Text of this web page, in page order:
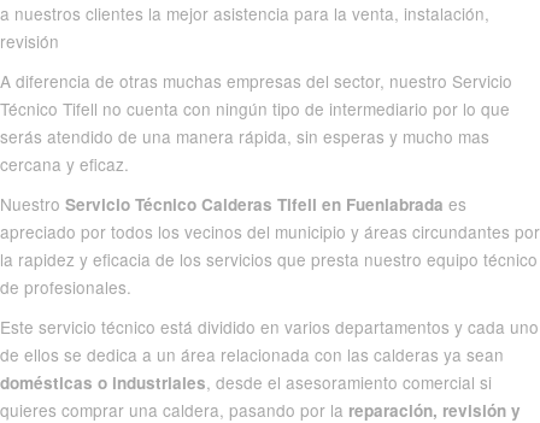
a nuestros clientes la mejor asistencia para la venta, instalación,
revisión
A diferencia de otras muchas empresas del sector, nuestro Servicio
Técnico Tifell no cuenta con ningún tipo de intermediario por lo que
serás atendido de una manera rápida, sin esperas y mucho mas
cercana y eficaz.
Nuestro Servicio Técnico Calderas Tifell en Fuenlabrada es
apreciado por todos los vecinos del municipio y áreas circundantes por
la rapidez y eficacia de los servicios que presta nuestro equipo técnico
de profesionales.
Este servicio técnico está dividido en varios departamentos y cada uno
de ellos se dedica a un área relacionada con las calderas ya sean
domésticas o industriales, desde el asesoramiento comercial si
quieres comprar una caldera, pasando por la reparación, revisión y